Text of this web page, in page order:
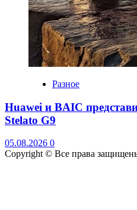
Разное
Huawei и BAIC
Stelato G9
05.08.2026 0
Copyright © Все права